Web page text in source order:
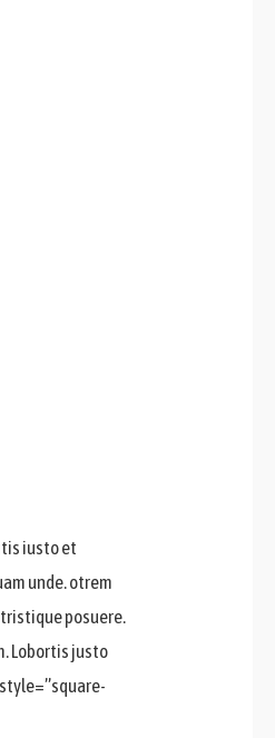
iusto et
unde. otrem
posuere.
Lobortis justo